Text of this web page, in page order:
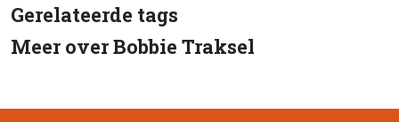
Gerelateerde tags
Meer over Bobbie Traksel